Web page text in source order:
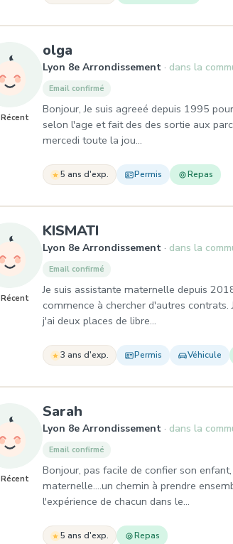
Récent
olga , Assistante
Lyon 8e Arrondissement dans la
Email confirmé
Bonjour, Je suis agreeé depuis 1995
selon l'age et fait des des sortie aux
mercedi toute la jou…
5 ans d'exp. Permis Repas
Récent
KISMATI , Assistante
Lyon 8e Arrondissement dans la
Email confirmé
Je suis assistante maternelle depuis
commence à chercher d'autres contrats.
j'ai deux places de libre…
3 ans d'exp. Permis Véhicule
Récent
Sarah , Assistante
Lyon 8e Arrondissement dans la
Email confirmé
Bonjour, pas facile de confier son
maternelle....un chemin à prendre
l'expérience de chacun dans le…
5 ans d'exp. Repas